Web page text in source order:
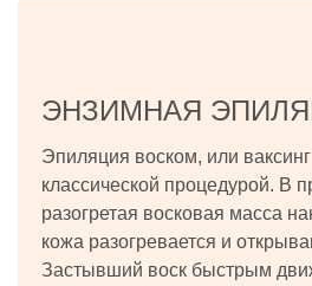
ЭНЗИМНАЯ
Эпиляция воском, или
классической процедурой. В
разогретая восковая масса
кожа разогревается и
Застывший воск быстрым